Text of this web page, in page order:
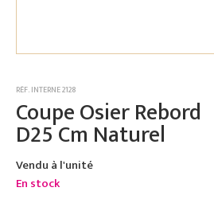
RÉF. INTERNE 2128
Coupe Osier Rebord
D25 Cm Naturel
Vendu à l'unité
En stock